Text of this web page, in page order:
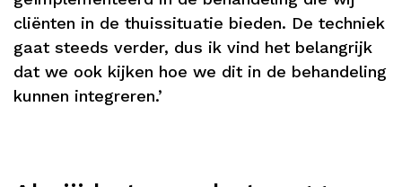
cliënten in de thuissituatie bieden. De techniek
gaat steeds verder, dus ik vind het belangrijk
dat we ook kijken hoe we dit in de behandeling
kunnen integreren.’